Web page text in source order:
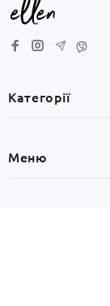
Категорії
Чоловікам
Меню